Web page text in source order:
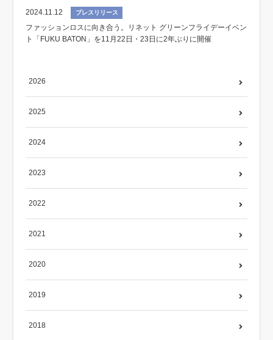
2024.11.12 プレスリリース
ファッションロスに向き合う。リネット グリーンフライデーイベン
ト「FUKU BATON」を11月22日・23日に2年ぶりに開催
2026
2025
2024
2023
2022
2021
2020
2019
2018